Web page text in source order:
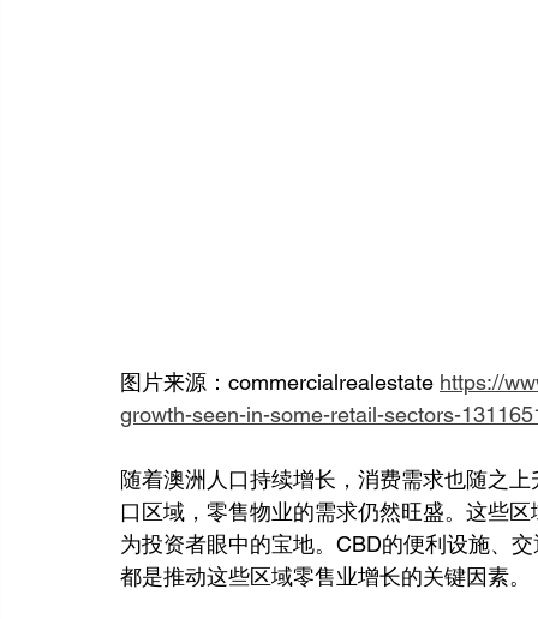
图片来源：commercialrealestate https://
growth-seen-in-some-retail-sectors-
随着澳洲人口持续增长，消费需求也随之
口区域，零售物业的需求仍然旺盛。这些
为投资者眼中的宝地。CBD的便利设施、
都是推动这些区域零售业增长的关键因素。